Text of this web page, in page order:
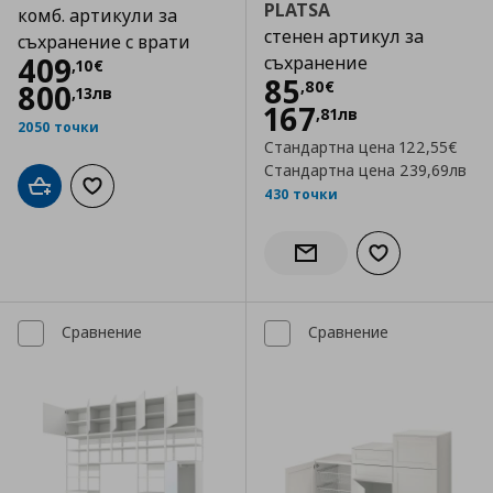
комб. артикули за
съхранение с врати
409,10€
Цена
800,13лв
2050 точки
Добави в кошницата
Добави към списъка с любими
PLATSA
стенен артикул за
съхранение
85,80€
Цена
167,81лв
Стандартна цена 122,55€
Стандартна цена 239,69лв
430 точки
Информирай ме за
Добави към
Сравнение Сравнение